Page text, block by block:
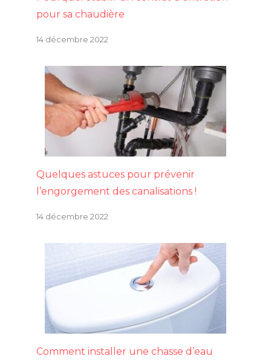
pour sa chaudière
14 décembre 2022
Quelques astuces pour prévenir
l’engorgement des canalisations !
14 décembre 2022
Comment installer une chasse d’eau